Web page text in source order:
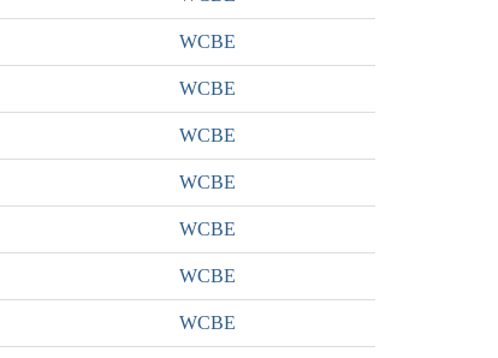
WCBE
WCBE
WCBE
WCBE
WCBE
WCBE
WCBE